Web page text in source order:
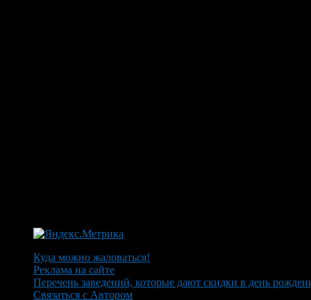
Куда можно жаловаться!
Реклама на сайте
Перечень заведений, которые дают скидки в день
Связаться с Автором